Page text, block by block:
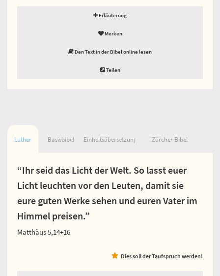
Erläuterung
Merken
Den Text in der Bibel online lesen
Teilen
Luther Basisbibel Einheitsübersetzung Zürcher Bibel
“Ihr seid das Licht der Welt. So lasst euer
Licht leuchten vor den Leuten, damit sie
eure guten Werke sehen und euren Vater im
Himmel preisen.”
Matthäus 5,14+16
Dies soll der Taufspruch werden!